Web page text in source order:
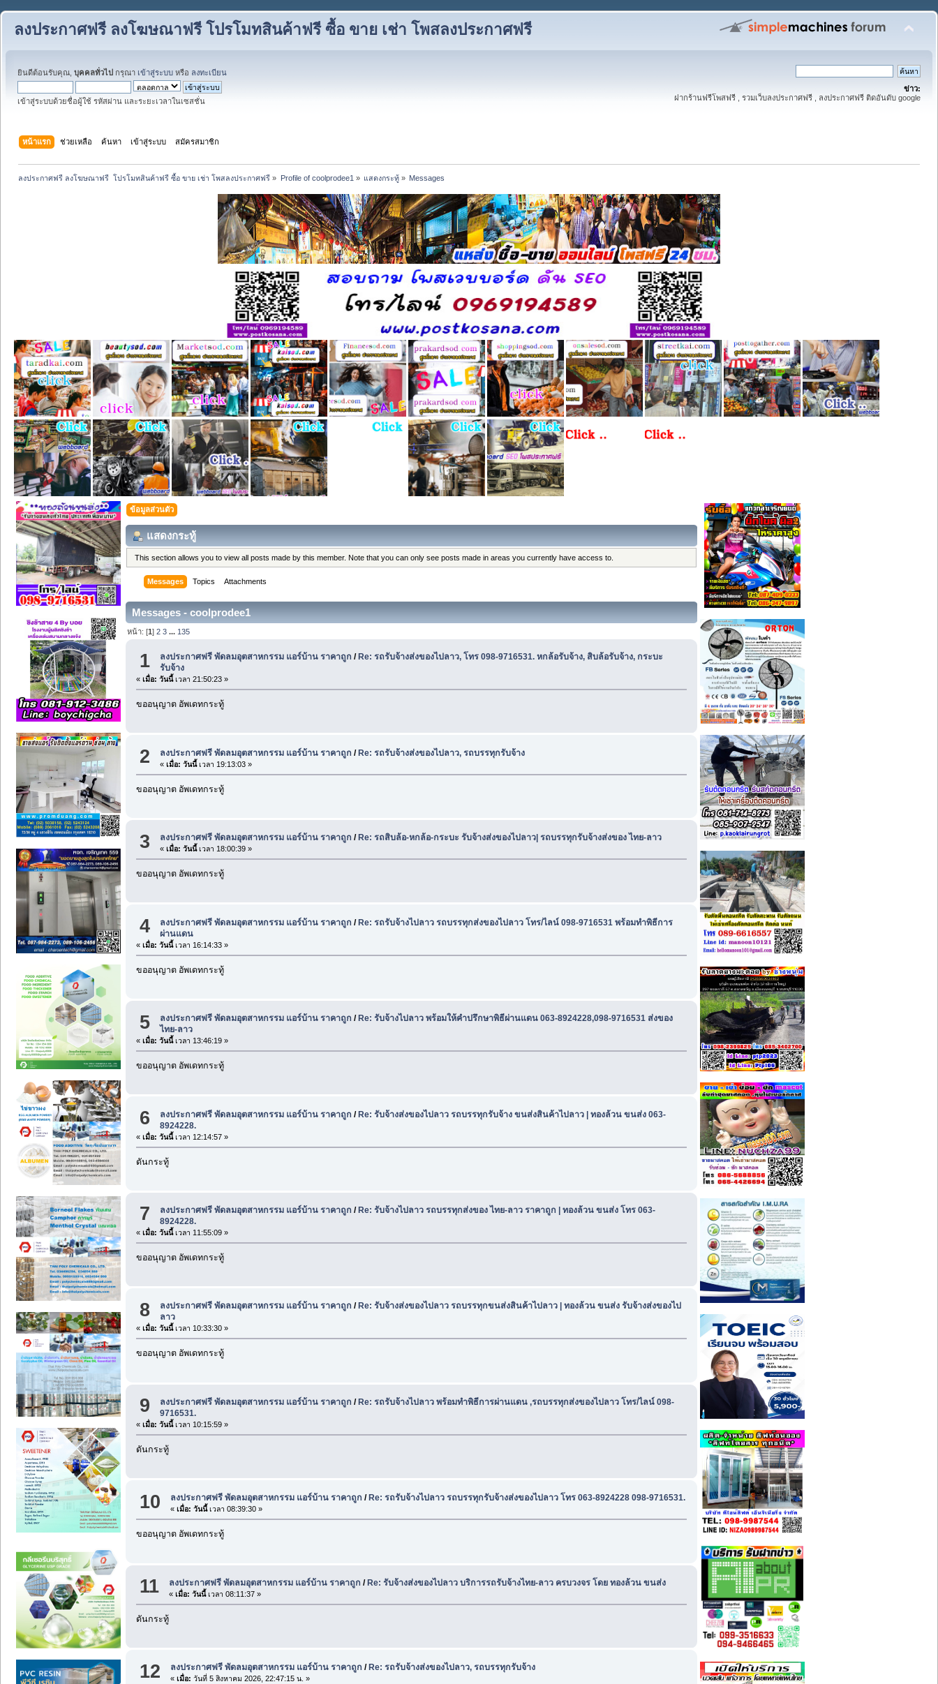
ลงประกาศฟรี ลงโฆษณาฟรี โปรโมทสินค้าฟรี ซื้อ ขาย เช่า โพสลงประกาศฟรี
ยินดีต้อนรับคุณ, บุคคลทั่วไป กรุณา เข้าสู่ระบบ หรือ ลงทะเบียน
เข้าสู่ระบบด้วยชื่อผู้ใช้ รหัสผ่าน และระยะเวลาในเซสชั่น
ข่าว:
ฝากร้านฟรีโพสฟรี , รวมเว็บลงประกาศฟรี , ลงประกาศฟรี ติดอันดับ google
หน้าแรก ช่วยเหลือ ค้นหา เข้าสู่ระบบ สมัครสมาชิก
ลงประกาศฟรี ลงโฆษณาฟรี  โปรโมทสินค้าฟรี ซื้อ ขาย เช่า โพสลงประกาศฟรี » Profile of coolprodee1 » แสดงกระทู้» Messages
ข้อมูลส่วนตัว
แสดงกระทู้
This section allows you to view all posts made by this member. Note that you can only see posts made in areas you currently have access to.
Messages Topics Attachments
Messages - coolprodee1
หน้า: [1]2 3 ... 135
1 ลงประกาศฟรี พัดลมอุตสาหกรรม แอร์บ้าน ราคาถูก / Re: รถรับจ้างส่งของไปลาว, โทร 098-9716531. หกล้อรับจ้าง, สิบล้อรับจ้าง, กระบะ
รับจ้าง
« เมื่อ: วันนี้เวลา 21:50:23 »
ขออนุญาต อัพเดทกระทู้
2 ลงประกาศฟรี พัดลมอุตสาหกรรม แอร์บ้าน ราคาถูก /Re: รถรับจ้างส่งของไปลาว, รถบรรทุกรับจ้าง
«เมื่อ: วันนี้เวลา 19:13:03 »
ขออนุญาต อัพเดทกระทู้
3 ลงประกาศฟรี พัดลมอุตสาหกรรม แอร์บ้าน ราคาถูก / Re: รถสิบล้อ-หกล้อ-กระบะ รับจ้างส่งของไปลาว| รถบรรทุกรับจ้างส่งของ ไทย-ลาว
«เมื่อ: วันนี้เวลา 18:00:39 »
ขออนุญาต อัพเดทกระทู้
4 ลงประกาศฟรี พัดลมอุตสาหกรรม แอร์บ้าน ราคาถูก /Re: รถรับจ้างไปลาว รถบรรทุกส่งของไปลาว โทร/ไลน์ 098-9716531 พร้อมทำพิธีการ
ผ่านแดน
« เมื่อ: วันนี้เวลา 16:14:33 »
ขออนุญาต อัพเดทกระทู้
5 ลงประกาศฟรี พัดลมอุตสาหกรรม แอร์บ้าน ราคาถูก / Re: รับจ้างไปลาว พร้อมให้คำปรึกษาพิธีผ่านแดน 063-8924228,098-9716531 ส่งของ
ไทย-ลาว
« เมื่อ: วันนี้เวลา 13:46:19 »
ขออนุญาต อัพเดทกระทู้
6 ลงประกาศฟรี พัดลมอุตสาหกรรม แอร์บ้าน ราคาถูก /Re: รับจ้างส่งของไปลาว รถบรรทุกรับจ้าง ขนส่งสินค้าไปลาว | ทองล้วน ขนส่ง 063-
8924228.
« เมื่อ: วันนี้เวลา 12:14:57 »
ดันกระทู้
7 ลงประกาศฟรี พัดลมอุตสาหกรรม แอร์บ้าน ราคาถูก / Re: รับจ้างไปลาว รถบรรทุกส่งของ ไทย-ลาว ราคาถูก | ทองล้วน ขนส่ง โทร 063-
8924228.
« เมื่อ: วันนี้เวลา 11:55:09 »
ขออนุญาต อัพเดทกระทู้
8 ลงประกาศฟรี พัดลมอุตสาหกรรม แอร์บ้าน ราคาถูก / Re: รับจ้างส่งของไปลาว รถบรรทุกขนส่งสินค้าไปลาว | ทองล้วน ขนส่ง รับจ้างส่งของไป
ลาว
« เมื่อ: วันนี้เวลา 10:33:30 »
ขออนุญาต อัพเดทกระทู้
9 ลงประกาศฟรี พัดลมอุตสาหกรรม แอร์บ้าน ราคาถูก / Re: รถรับจ้างไปลาว พร้อมทำพิธีการผ่านแดน ,รถบรรทุกส่งของไปลาว โทร/ไลน์ 098-
9716531.
« เมื่อ: วันนี้เวลา 10:15:59 »
ดันกระทู้
10 ลงประกาศฟรี พัดลมอุตสาหกรรม แอร์บ้าน ราคาถูก / Re: รถรับจ้างไปลาว รถบรรทุกรับจ้างส่งของไปลาว โทร 063-8924228 098-9716531.
«เมื่อ: วันนี้เวลา 08:39:30 »
ขออนุญาต อัพเดทกระทู้
11 ลงประกาศฟรี พัดลมอุตสาหกรรม แอร์บ้าน ราคาถูก /Re: รับจ้างส่งของไปลาว บริการรถรับจ้างไทย-ลาว ครบวงจร โดย ทองล้วน ขนส่ง
«เมื่อ: วันนี้เวลา 08:11:37 »
ดันกระทู้
12 ลงประกาศฟรี พัดลมอุตสาหกรรม แอร์บ้าน ราคาถูก / Re: รถรับจ้างส่งของไปลาว, รถบรรทุกรับจ้าง
«เมื่อ: วันที่ 5 สิงหาคม 2026, 22:47:15 น. »